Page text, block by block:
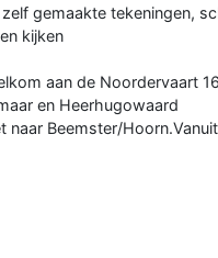
gemaakte tekeningen,
kijken
aan de Noordervaart
en Heerhugowaard
naar Beemster/